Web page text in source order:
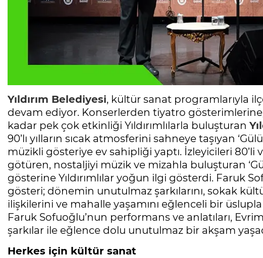
Yıldırım Belediyesi, kültür sanat programlarıyla
devam ediyor. Konserlerden tiyatro
kadar pek çok etkinliği Yıldırımlılarla buluşturan
90’lı yılların sıcak atmosferini sahneye taşıyan
müzikli gösteriye ev sahipliği yaptı. İzleyicileri 80’li
götüren, nostaljiyi müzik ve mizahla buluşturan
gösterine Yıldırımlılar yoğun ilgi gösterdi. Faruk
gösteri; dönemin unutulmaz şarkılarını, sokak
ilişkilerini ve mahalle yaşamını eğlenceli bir üslupla
Faruk Sofuoğlu’nun performans ve anlatıları,
şarkılar ile eğlence dolu unutulmaz bir akşam
Herkes için kültür sanat